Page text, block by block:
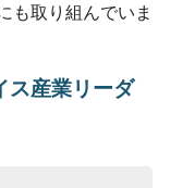
も取り組んでいま
ス産業リーダ